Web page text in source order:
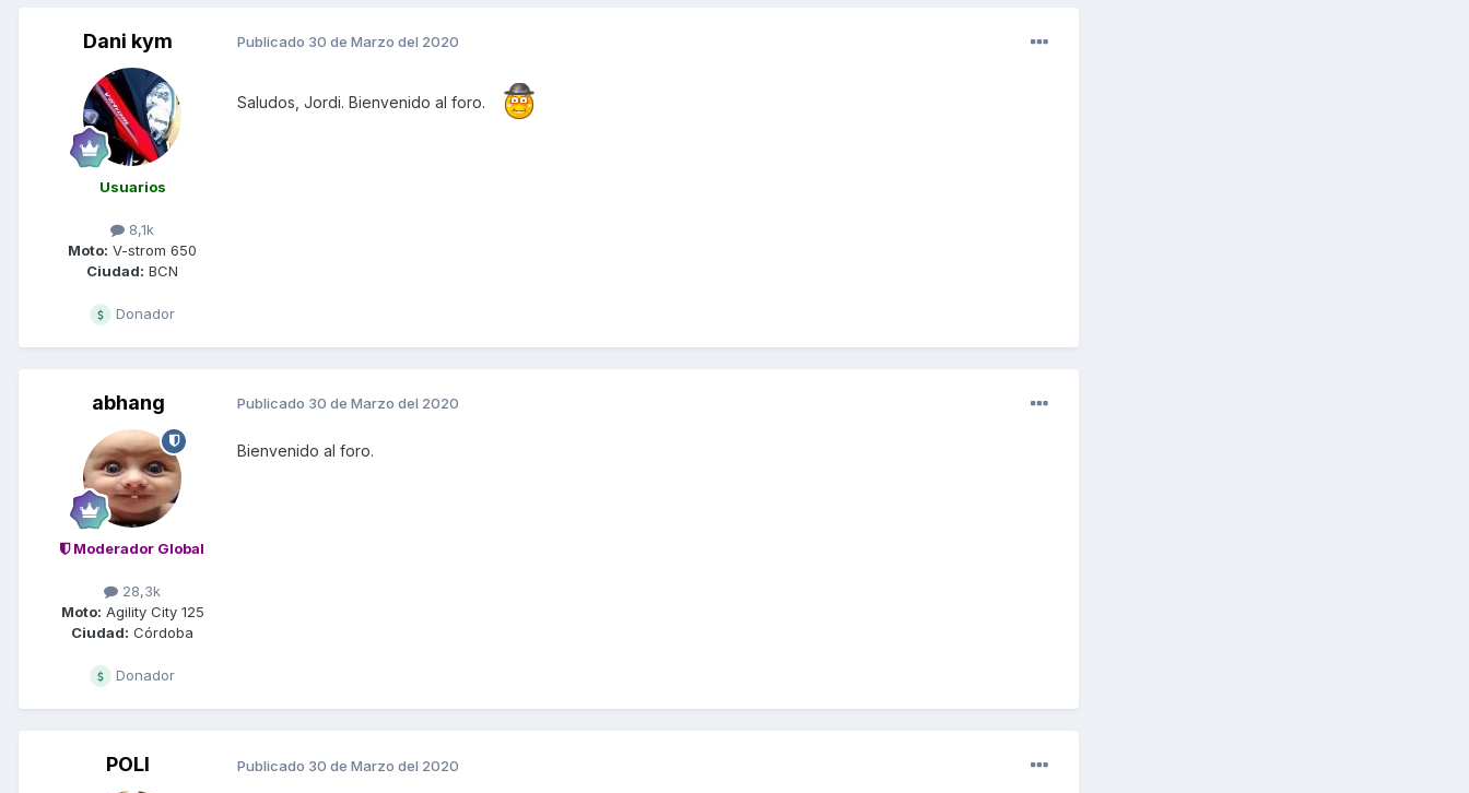
Dani kym
Usuarios
8,1k
Moto: V-strom 650
Ciudad: BCN
Donador
Publicado 30 de Marzo del 2020
Saludos, Jordi. Bienvenido al foro.
abhang
Moderador Global
28,3k
Moto: Agility City 125
Ciudad: Córdoba
Donador
Publicado 30 de Marzo del 2020
Bienvenido al foro.
POLI Publicado 30 de Marzo del 2020